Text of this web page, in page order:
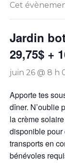
Cet
Jardin
29,75$ +
juin 26 @ 8 h
Apporte tes
dîner. N’oublie
la crème
disponible pour
transports en
bénévoles